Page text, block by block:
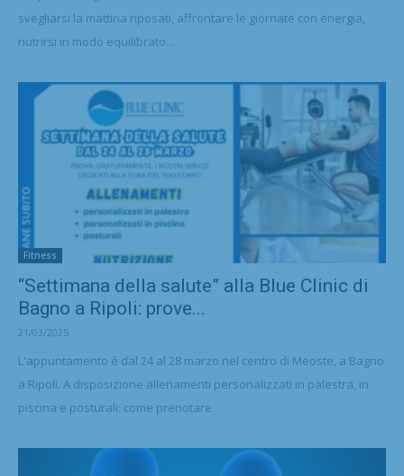
svegliarsi la mattina riposati, affrontare le giornate con energia,
nutrirsi in modo equilibrato...
Fitness
“Settimana della salute” alla Blue Clinic di
Bagno a Ripoli: prove...
21/03/2025
L'appuntamento è dal 24 al 28 marzo nel centro di Meoste, a Bagno
a Ripoli. A disposizione allenamenti personalizzati in palestra, in
piscina e posturali: come prenotare